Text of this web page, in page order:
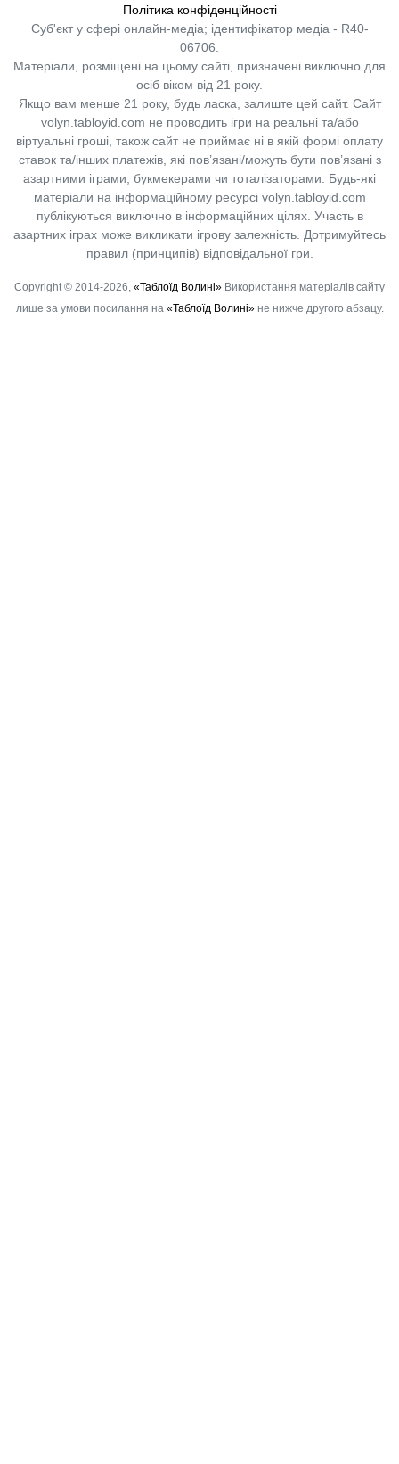
Політика конфіденційності
Суб'єкт у сфері онлайн-медіа; ідентифікатор медіа - R40-
06706.
Матеріали, розміщені на цьому сайті, призначені виключно для
осіб віком від 21 року.
Якщо вам менше 21 року, будь ласка, залиште цей сайт. Сайт
volyn.tabloyid.com не проводить ігри на реальні та/або
віртуальні гроші, також сайт не приймає ні в якій формі оплату
ставок та/інших платежів, які пов’язані/можуть бути пов’язані з
азартними іграми, букмекерами чи тоталізаторами. Будь-які
матеріали на інформаційному ресурсі volyn.tabloyid.com
публікуються виключно в інформаційних цілях. Участь в
азартних іграх може викликати ігрову залежність. Дотримуйтесь
правил (принципів) відповідальної гри.
Copyright © 2014-2026, «Таблоїд Волині» Використання матеріалів сайту
лише за умови посилання на «Таблоїд Волині»не нижче другого абзацу.